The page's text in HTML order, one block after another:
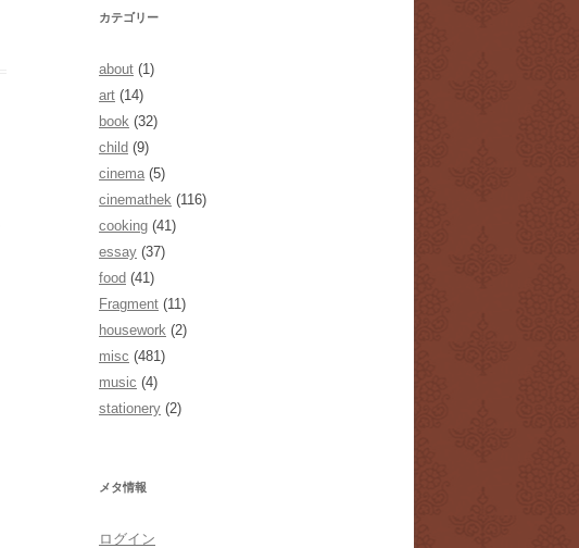
カテゴリー
about (1)
art (14)
book (32)
child (9)
cinema (5)
cinemathek (116)
cooking (41)
essay (37)
food (41)
Fragment (11)
housework (2)
misc (481)
music (4)
stationery (2)
メタ情報
ログイン